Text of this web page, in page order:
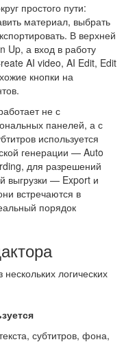
простого пути:
материал, выбрать
В верхней
Up, а вход в работу
AI video, AI Edit, Edit
кнопки на
не с
панелей, а с
используется
генерации — Auto
для разрешений
выгрузки — Export и
встречаются в
порядок
логических
субтитров, фона,